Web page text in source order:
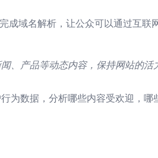
成域名解析，让公众可以通过互联
、产品等动态内容，保持网站的
为数据，分析哪些内容受欢迎，